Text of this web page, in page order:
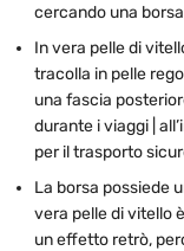
cercando una
In vera pelle di
tracolla in pelle
una fascia
durante i viaggi |
per il trasporto
La borsa possiede
vera pelle di vitello
un effetto retrò,